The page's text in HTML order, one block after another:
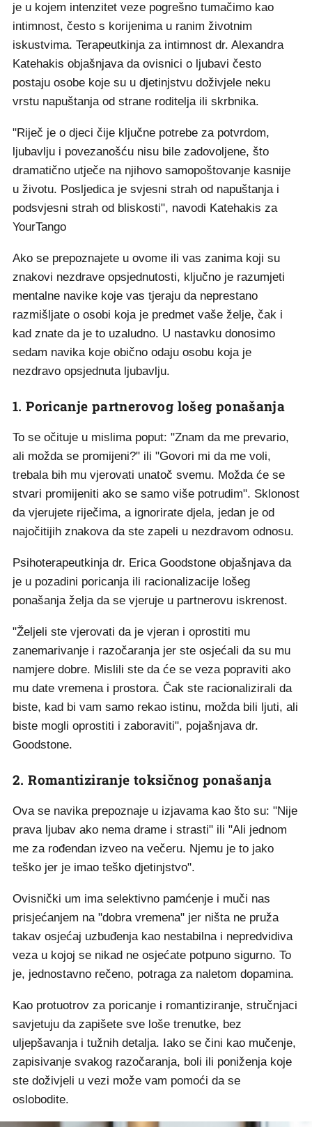
je u kojem intenzitet veze pogrešno tumačimo kao
intimnost, često s korijenima u ranim životnim
iskustvima. Terapeutkinja za intimnost dr. Alexandra
Katehakis objašnjava da ovisnici o ljubavi često
postaju osobe koje su u djetinjstvu doživjele neku
vrstu napuštanja od strane roditelja ili skrbnika.
"Riječ je o djeci čije ključne potrebe za potvrdom,
ljubavlju i povezanošću nisu bile zadovoljene, što
dramatično utječe na njihovo samopoštovanje kasnije
u životu. Posljedica je svjesni strah od napuštanja i
podsvjesni strah od bliskosti", navodi Katehakis za
YourTango
Ako se prepoznajete u ovome ili vas zanima koji su
znakovi nezdrave opsjednutosti, ključno je razumjeti
mentalne navike koje vas tjeraju da neprestano
razmišljate o osobi koja je predmet vaše želje, čak i
kad znate da je to uzaludno. U nastavku donosimo
sedam navika koje obično odaju osobu koja je
nezdravo opsjednuta ljubavlju.
1. Poricanje partnerovog lošeg ponašanja
To se očituje u mislima poput: "Znam da me prevario,
ali možda se promijeni?" ili "Govori mi da me voli,
trebala bih mu vjerovati unatoč svemu. Možda će se
stvari promijeniti ako se samo više potrudim". Sklonost
da vjerujete riječima, a ignorirate djela, jedan je od
najočitijih znakova da ste zapeli u nezdravom odnosu.
Psihoterapeutkinja dr. Erica Goodstone objašnjava da
je u pozadini poricanja ili racionalizacije lošeg
ponašanja želja da se vjeruje u partnerovu iskrenost.
"Željeli ste vjerovati da je vjeran i oprostiti mu
zanemarivanje i razočaranja jer ste osjećali da su mu
namjere dobre. Mislili ste da će se veza popraviti ako
mu date vremena i prostora. Čak ste racionalizirali da
biste, kad bi vam samo rekao istinu, možda bili ljuti, ali
biste mogli oprostiti i zaboraviti", pojašnjava dr.
Goodstone.
2. Romantiziranje toksičnog ponašanja
Ova se navika prepoznaje u izjavama kao što su: "Nije
prava ljubav ako nema drame i strasti" ili "Ali jednom
me za rođendan izveo na večeru. Njemu je to jako
teško jer je imao teško djetinjstvo".
Ovisnički um ima selektivno pamćenje i muči nas
prisjećanjem na "dobra vremena" jer ništa ne pruža
takav osjećaj uzbuđenja kao nestabilna i nepredvidiva
veza u kojoj se nikad ne osjećate potpuno sigurno. To
je, jednostavno rečeno, potraga za naletom dopamina.
Kao protuotrov za poricanje i romantiziranje, stručnjaci
savjetuju da zapišete sve loše trenutke, bez
uljepšavanja i tužnih detalja. Iako se čini kao mučenje,
zapisivanje svakog razočaranja, boli ili poniženja koje
ste doživjeli u vezi može vam pomoći da se
oslobodite.